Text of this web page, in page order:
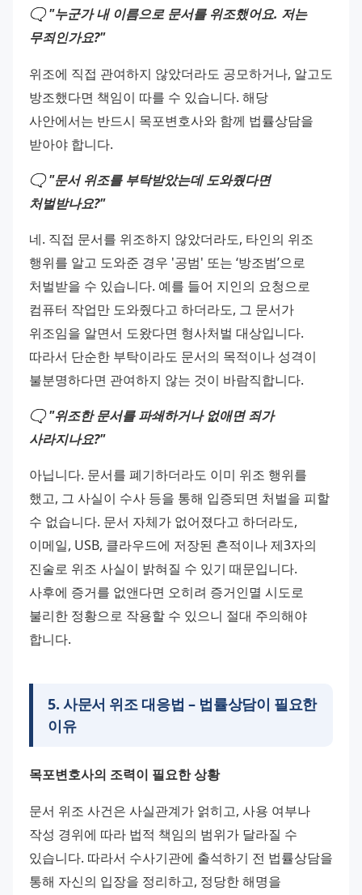
🗨️ "누군가 내 이름으로 문서를 위조했어요. 저는
무죄인가요?"
위조에 직접 관여하지 않았더라도 공모하거나, 알고도
방조했다면 책임이 따를 수 있습니다. 해당
사안에서는 반드시 목포변호사와 함께 법률상담을
받아야 합니다.
🗨️ "문서 위조를 부탁받았는데 도와줬다면
처벌받나요?"
네. 직접 문서를 위조하지 않았더라도, 타인의 위조
행위를 알고 도와준 경우 '공범' 또는 ‘방조범’으로
처벌받을 수 있습니다. 예를 들어 지인의 요청으로
컴퓨터 작업만 도와줬다고 하더라도, 그 문서가
위조임을 알면서 도왔다면 형사처벌 대상입니다.
따라서 단순한 부탁이라도 문서의 목적이나 성격이
불분명하다면 관여하지 않는 것이 바람직합니다.
🗨️ "위조한 문서를 파쇄하거나 없애면 죄가
사라지나요?"
아닙니다. 문서를 폐기하더라도 이미 위조 행위를
했고, 그 사실이 수사 등을 통해 입증되면 처벌을 피할
수 없습니다. 문서 자체가 없어졌다고 하더라도,
이메일, USB, 클라우드에 저장된 흔적이나 제3자의
진술로 위조 사실이 밝혀질 수 있기 때문입니다.
사후에 증거를 없앤다면 오히려 증거인멸 시도로
불리한 정황으로 작용할 수 있으니 절대 주의해야
합니다.
5. 사문서 위조 대응법 – 법률상담이 필요한
이유
목포변호사의 조력이 필요한 상황
문서 위조 사건은 사실관계가 얽히고, 사용 여부나
작성 경위에 따라 법적 책임의 범위가 달라질 수
있습니다. 따라서 수사기관에 출석하기 전 법률상담을
통해 자신의 입장을 정리하고, 정당한 해명을